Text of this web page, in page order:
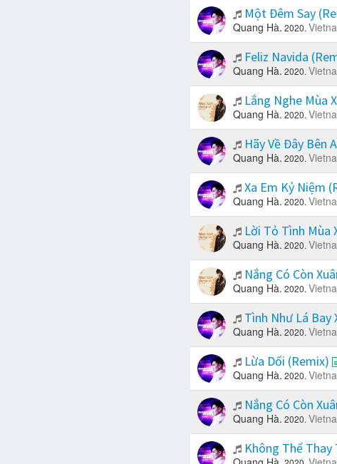
Một Đêm Say
Quang Hà. 2020.
Feliz Navida
Quang Hà. 2020.
Lắng Nghe Mùa
Quang Hà. 2020.
Hãy Về Đây Bên
Quang Hà. 2020.
Xa Em Kỷ Niệm
Quang Hà. 2020.
Lời Tỏ Tình Mùa
Quang Hà. 2020.
Nắng Có Còn
Quang Hà. 2020.
Tình Như Lá Bay
Quang Hà. 2020.
Lừa Dối (Remix)
Quang Hà. 2020.
Nắng Có Còn
Quang Hà. 2020.
Không Thể Thay